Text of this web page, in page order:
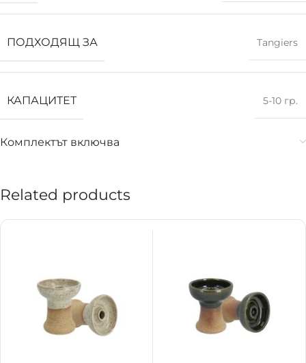
ПОДХОДЯЩ ЗА Tangiers
КАПАЦИТЕТ 5-10 гр.
Комплектът включва
Related products